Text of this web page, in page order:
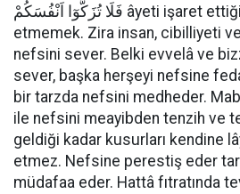
فَلَا تُزَكُّوٓا اَنْفُسَكُمْ âyeti işaret ettiği gibi: Tezkiye-i nefs
etmemek. Zira insan, cibilliyeti
nefsini sever. Belki evvelâ ve
sever, başka herşeyi nefsine
bir tarzda nefsini medheder.
ile nefsini meayibden tenzih ve
geldiği kadar kusurları kendine
etmez. Nefsine perestiş eder
müdafaa eder. Hattâ fıtratında